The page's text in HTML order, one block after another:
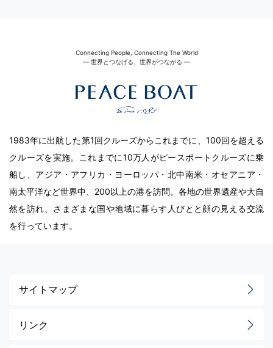
Connecting People, Connecting The World
― 世界とつなげる、世界がつながる ―
1983年に出航した第1回クルーズからこれまでに、100回を超える
クルーズを実施。これまでに10万人がピースボートクルーズに乗
船し、アジア・アフリカ・ヨーロッパ・北中南米・オセアニア・
南太平洋など世界中、200以上の港を訪問。各地の世界遺産や大自
然を訪れ、さまざまな国や地域に暮らす人びとと顔の見える交流
を行っています。
サイトマップ
リンク